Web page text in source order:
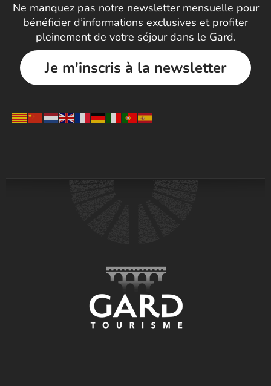
Ne manquez pas notre newsletter mensuelle pour
bénéficier d’informations exclusives et profiter
pleinement de votre séjour dans le Gard.
Je m'inscris à la newsletter